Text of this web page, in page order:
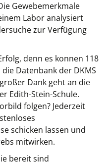
Gewebemerkmale
Labor analysiert
zur Verfügung
denn es konnen 118
Datenbank der DKMS
Dank geht an die
Edith-Stein-Schule.
folgen? Jederzeit
schicken lassen und
mitwirken.
bereit sind